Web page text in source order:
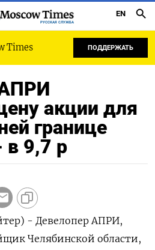
РУССКАЯ СЛУЖБА
EN
Times ПОДДЕРЖАТЬ
акции для
границе
в 9,7 р
- Девелопер АПРИ,
Челябинской области,